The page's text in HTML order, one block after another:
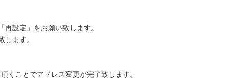
設定」をお願い致します。
ます。
ことでアドレス変更が完了致します。